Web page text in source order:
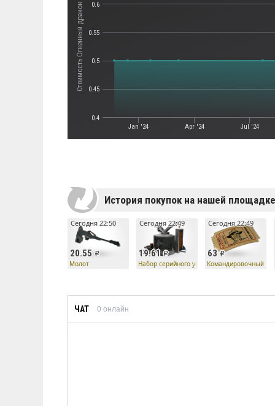
Стоимость Огненный дракон
Jan '24 Apr '24 Jul '24
0.4
0.45
0.5
0.55
0.6
История покупок на нашей площадке
20.55
Сегодня 22:50
Молот
19.61
Сегодня 22:49
Набор серийного убийцы — Молот
63
Сегодня 22:49
Командировочный
ЧАТ 0 онлайн